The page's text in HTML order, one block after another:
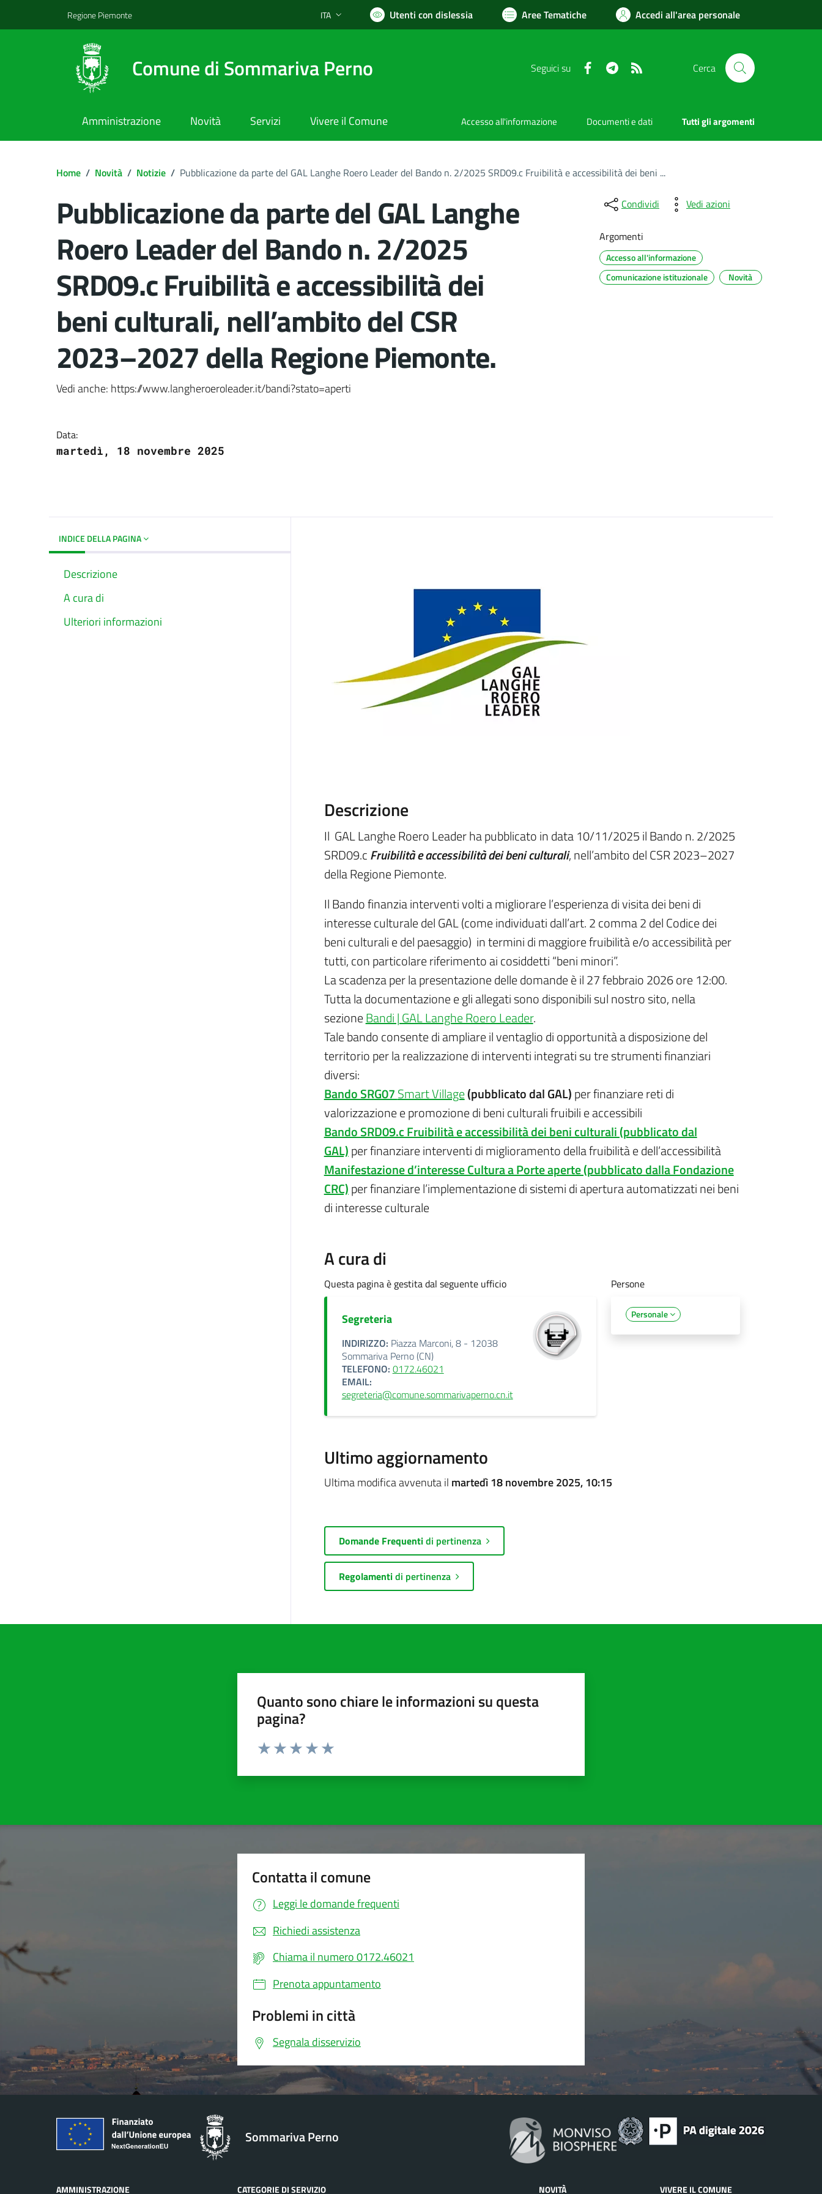
Regione Piemonte Lingua attiva:
ITA Utenti con dislessia Aree Tematiche Accedi all'area personale
Comune di Sommariva Perno Seguici su FacebookTelegram Cerca
Amministrazione Novità Servizi Vivere il Comune Accesso all'informazione Documenti e dati Tutti gli argomenti
Home / Novità / Notizie / Pubblicazione da parte del GAL Langhe Roero Leader del Bando n. 2/2025 SRD09.c Fruibilità e accessibilità dei beni ...
Pubblicazione da parte del GAL Langhe
Roero Leader del Bando n. 2/2025
SRD09.c Fruibilità e accessibilità dei
beni culturali, nell’ambito del CSR
2023–2027 della Regione Piemonte.
Dettagli del documento
Vedi anche: https://www.langheroeroleader.it/bandi?stato=aperti
Data:
martedì, 18 novembre 2025
Condividi Vedi azioni
Argomenti
Accesso all'informazione
Comunicazione istituzionale
Novità
INDICE DELLA PAGINA
Descrizione
A cura di
Ulteriori informazioni
Descrizione
Il GAL Langhe Roero Leader ha pubblicato in data 10/11/2025 il Bando n. 2/2025
SRD09.cFruibilità e accessibilità dei beni culturali, nell’ambito del CSR 2023–2027
della Regione Piemonte.
Il Bando finanzia interventi volti a migliorare l’esperienza di visita dei beni di
interesse culturale del GAL (come individuati dall’art. 2 comma 2 del Codice dei
beni culturali e del paesaggio) in termini di maggiore fruibilità e/o accessibilità per
tutti, con particolare riferimento ai cosiddetti “beni minori”.
La scadenza per la presentazione delle domande è il 27 febbraio 2026 ore 12:00.
Tutta la documentazione e gli allegati sono disponibili sul nostro sito, nella
sezioneBandi | GAL Langhe Roero Leader.
Tale bando consente di ampliare il ventaglio di opportunità a disposizione del
territorio per la realizzazione di interventi integrati su tre strumenti finanziari
diversi:
Bando SRG07Smart Village(pubblicato dal GAL)per finanziare reti di
valorizzazione e promozione di beni culturali fruibili e accessibili
Bando SRD09.c Fruibilità e accessibilità dei beni culturali (pubblicato dal
GAL)per finanziare interventi di miglioramento della fruibilità e dell’accessibilità
Manifestazione d’interesse Cultura a Porte aperte (pubblicato dalla Fondazione
CRC)per finanziare l’implementazione di sistemi di apertura automatizzati nei beni
di interesse culturale
A cura di
Questa pagina è gestita dal seguente ufficio
Segreteria
INDIRIZZO: Piazza Marconi, 8 - 12038
Sommariva Perno (CN)
TELEFONO: 0172.46021
EMAIL:
segreteria@comune.sommarivaperno.cn.it
Persone
Personale
Ultimo aggiornamento
Ultima modifica avvenuta il martedì 18 novembre 2025, 10:15
Domande Frequentidi pertinenza
Regolamentidi pertinenza
Quanto sono chiare le informazioni su questa
pagina?
Valuta da 1 a 5 stelle la pagina
Contatta il comune
Leggi le domande frequenti
Richiedi assistenza
Chiama il numero 0172.46021
Prenota appuntamento
Problemi in città
Segnala disservizio
Sommariva Perno
AMMINISTRAZIONE CATEGORIE DI SERVIZIO NOVITÀ VIVERE IL COMUNE